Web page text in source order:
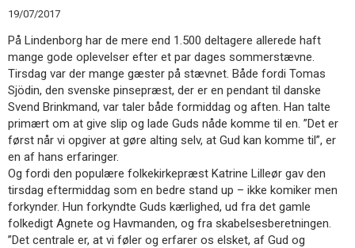
11.0:
Kalender
13.0:
Værktøjskassen
14.0:
Mission
15.0:
Om
BaptistKirken
16.0:
Kontakt
Næste
indlæg:
Formandstale
Forrige
indlæg:
Landskonferencen
på
Lindenborg
19/07/2017
På Lindenborg har de mere end 1.500 deltagere allerede haft
mange gode oplevelser efter et par dages sommerstævne.
Tirsdag var der mange gæster på stævnet. Både fordi Tomas
Sjödin, den svenske pinsepræst, der er en pendant til danske
Svend Brinkmand, var taler både formiddag og aften. Han talte
primært om at give slip og lade Guds nåde komme til en. ”Det er
først når vi opgiver at gøre alting selv, at Gud kan komme til”, er
en af hans erfaringer.
Og fordi den populære folkekirkepræst Katrine Lilleør gav den
tirsdag eftermiddag som en bedre stand up – ikke komiker men
forkynder. Hun forkyndte Guds kærlighed, ud fra det gamle
folkedigt Agnete og Havmanden, og fra skabelsesberetningen.
”Det centrale er, at vi føler og erfarer os elsket, af Gud og